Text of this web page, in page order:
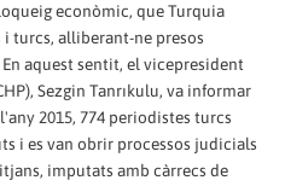
econòmic, que Turquia
turcs, alliberant-ne presos
aquest sentit, el vicepresident
Sezgin Tanrıkulu, va informar
2015, 774 periodistes turcs
i es van obrir processos judicials
imputats amb càrrecs de